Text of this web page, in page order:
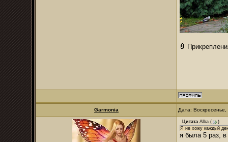
Garmonia Дата:
Цитата Alba (
)
Я не хожу каждый
я была 5 раз,